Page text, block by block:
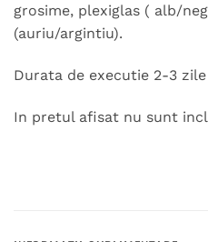
grosime, plexiglas ( alb/
(auriu/argintiu).
Durata de executie 2-3
In pretul afisat nu sunt